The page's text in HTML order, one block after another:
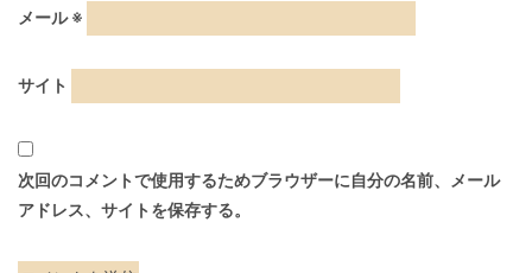
メール※
サイト
次回のコメントで使用するためブラウザーに自分の名前、メール
アドレス、サイトを保存する。